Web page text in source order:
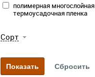
полимерная многослойная
термоусадочная пленка
Сорт